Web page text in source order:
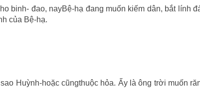
binh- đao, nayBệ-hạ đang muốn kiếm dân, bắt lính
của Bệ-hạ.
Huỳnh-hoặc cũngthuộc hỏa. Ấy là ông trời muốn